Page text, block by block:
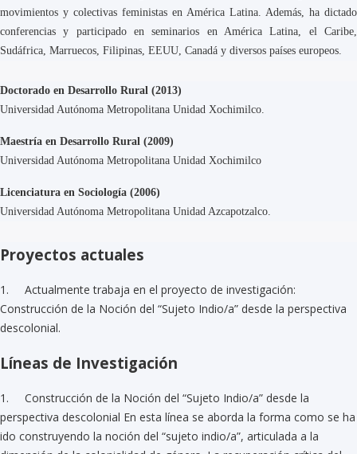
movimientos y colectivas feministas en América Latina. Además, ha dictado
conferencias y participado en seminarios en América Latina, el Caribe,
Sudáfrica, Marruecos, Filipinas, EEUU, Canadá y diversos países europeos.
Doctorado en Desarrollo Rural (2013)
Universidad Autónoma Metropolitana Unidad Xochimilco.
Maestría en Desarrollo Rural (2009)
Universidad Autónoma Metropolitana Unidad Xochimilco
Licenciatura en Sociología (2006)
Universidad Autónoma Metropolitana Unidad Azcapotzalco.
Proyectos actuales
1. Actualmente trabaja en el proyecto de investigación:
Construcción de la Noción del “Sujeto Indio/a” desde la perspectiva
descolonial.
Líneas de Investigación
1. Construcción de la Noción del “Sujeto Indio/a” desde la
perspectiva descolonial En esta línea se aborda la forma como se ha
ido construyendo la noción del “sujeto indio/a”, articulada a la